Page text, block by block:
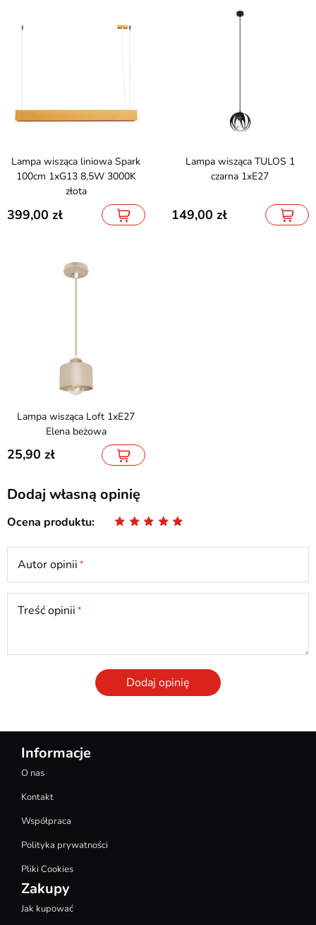
Lampa wisząca liniowa Spark
100cm 1xG13 8,5W 3000K
złota
399,00
Lampa wisząca TULOS 1
czarna 1xE27
149,00
Lampa wisząca Loft 1xE27
Elena beżowa
25,90
Dodaj własną opinię
Ocena produktu
Autor opinii
Treść opinii
Dodaj opinię
Informacje
O nas
Kontakt
Współpraca
Polityka prywatności
Pliki Cookies
Zakupy
Jak kupować